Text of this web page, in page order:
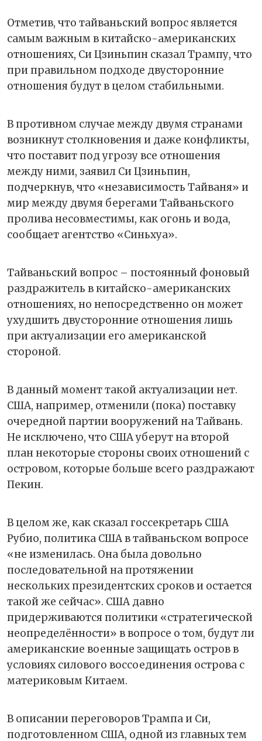
Отметив, что тайваньский вопрос является
самым важным в китайско-американских
отношениях, Си Цзиньпин сказал Трампу, что
при правильном подходе двусторонние
отношения будут в целом стабильными.
В противном случае между двумя странами
возникнут столкновения и даже конфликты,
что поставит под угрозу все отношения
между ними, заявил Си Цзиньпин,
подчеркнув, что «независимость Тайваня» и
мир между двумя берегами Тайваньского
пролива несовместимы, как огонь и вода,
сообщает агентство «Синьхуа».
Тайваньский вопрос – постоянный фоновый
раздражитель в китайско-американских
отношениях, но непосредственно он может
ухудшить двусторонние отношения лишь
при актуализации его американской
стороной.
В данный момент такой актуализации нет.
США, например, отменили (пока) поставку
очередной партии вооружений на Тайвань.
Не исключено, что США уберут на второй
план некоторые стороны своих отношений с
островом, которые больше всего раздражают
Пекин.
В целом же, как сказал госсекретарь США
Рубио, политика США в тайваньском вопросе
«не изменилась. Она была довольно
последовательной на протяжении
нескольких президентских сроков и остается
такой же сейчас». США давно
придерживаются политики «стратегической
неопределённости» в вопросе о том, будут ли
американские военные защищать остров в
условиях силового воссоединения острова с
материковым Китаем.
В описании переговоров Трампа и Си,
подготовленном США, одной из главных тем